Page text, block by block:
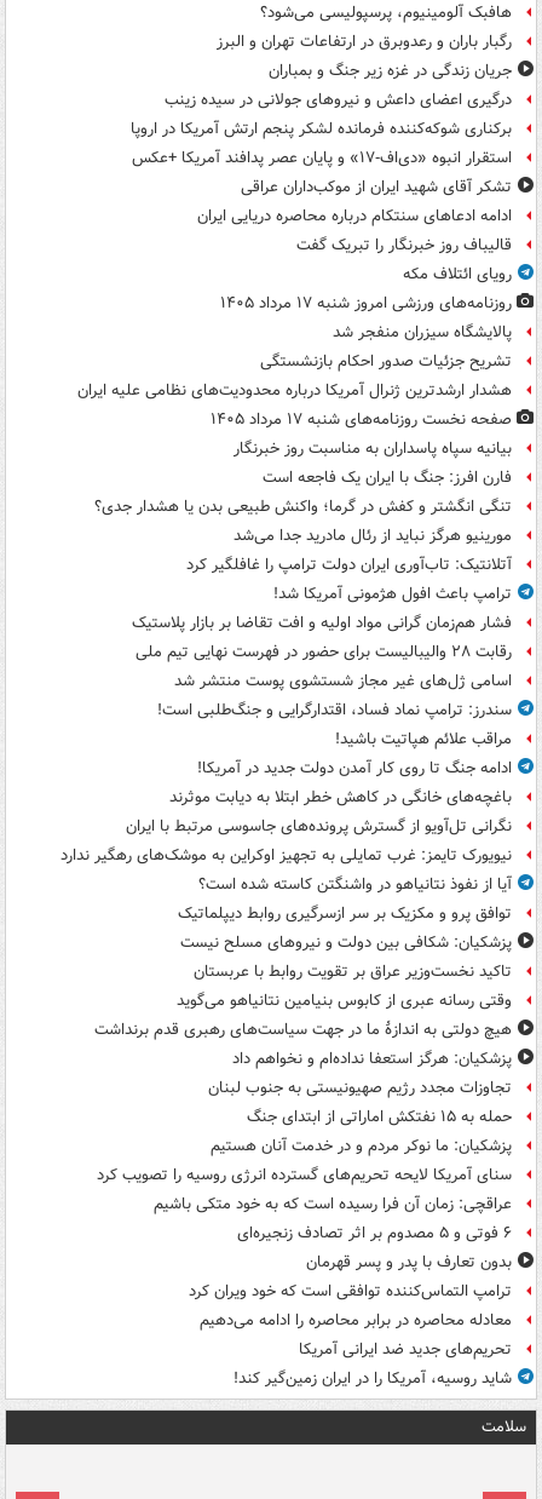
هافبک آلومینیوم، پرسپولیسی می‌شود؟
رگبار باران و رعدوبرق در ارتفاعات تهران و البرز
جریان زندگی در غزه زیر جنگ و بمباران
درگیری اعضای داعش و نیروهای جولانی در سیده زینب
برکناری شوکه‌کننده فرمانده لشکر پنجم ارتش آمریکا در اروپا
استقرار انبوه «دی‌اف‑۱۷» و پایان عصر پدافند آمریکا +عکس
تشکر آقای شهید ایران از موکب‌داران عراقی
ادامه ادعاهای سنتکام درباره محاصره دریایی ایران
قالیباف روز خبرنگار را تبریک گفت
رویای ائتلاف مکه
روزنامه‌های ورزشی امروز ‌شنبه ۱۷ مرداد ۱۴۰۵
پالایشگاه سیزران منفجر شد
تشریح جزئیات صدور احکام بازنشستگی
هشدار ارشدترین ژنرال آمریکا درباره محدودیت‌های نظامی علیه ایران
صفحه نخست روزنامه‌های شنبه ۱۷ مرداد ۱۴۰۵
بیانیه سپاه پاسداران به مناسبت روز خبرنگار
فارن افرز: جنگ با ایران یک فاجعه است
تنگی انگشتر و کفش در گرما؛ واکنش طبیعی بدن یا هشدار جدی؟
مورینیو هرگز نباید از رئال مادرید جدا می‌شد
آتلانتیک: تاب‌آوری ایران دولت ترامپ را غافلگیر کرد
ترامپ باعث افول هژمونی آمریکا شد!
فشار هم‌زمان گرانی مواد اولیه و افت تقاضا بر بازار پلاستیک
رقابت ۲۸ والیبالیست برای حضور در فهرست نهایی تیم ملی
اسامی ژل‌های غیر مجاز شستشوی پوست منتشر شد
سندرز: ترامپ نماد فساد، اقتدارگرایی و جنگ‌طلبی است!
مراقب علائم هپاتیت باشید!
ادامه جنگ تا روی کار آمدن دولت جدید در آمریکا!
باغچه‌های خانگی در کاهش خطر ابتلا به دیابت موثرند
نگرانی تل‌آویو از گسترش پرونده‌های جاسوسی مرتبط با ایران
نیویورک تایمز: غرب تمایلی به تجهیز اوکراین به موشک‌های رهگیر ندارد
آیا از نفوذ نتانیاهو در واشنگتن کاسته شده است؟
توافق پرو و مکزیک بر سر ازسرگیری روابط دیپلماتیک
پزشکیان: شکافی بین دولت و نیروهای مسلح نیست
تاکید نخست‌وزیر عراق بر تقویت روابط با عربستان
وقتی رسانه عبری از کابوس بنیامین نتانیاهو می‌گوید
هیچ دولتی به اندازۀ ما در جهت سیاست‌های رهبری قدم برنداشت
پزشکیان: هرگز استعفا نداده‌ام و نخواهم داد
تجاوزات مجدد رژیم صهیونیستی به جنوب لبنان
حمله به ۱۵ نفتکش‌ اماراتی از ابتدای جنگ
پزشکیان: ما نوکر مردم و در خدمت آنان هستیم
سنای آمریکا لایحه تحریم‌های گسترده انرژی روسیه را تصویب کرد
عراقچی: زمان آن فرا رسیده است که به خود متکی باشیم
۶ فوتی و ۵ مصدوم بر اثر تصادف زنجیره‌ای
بدون تعارف با پدر و پسر قهرمان
ترامپ التماس‌کننده توافقی است که خود ویران کرد
معادله محاصره در برابر محاصره را ادامه می‌دهیم
تحریم‌های جدید ضد ایرانی آمریکا
شاید روسیه، آمریکا را در ایران زمین‌گیر کند!
سلامت